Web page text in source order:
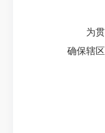
为
确保辖